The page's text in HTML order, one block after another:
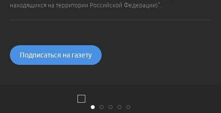
находящихся на территории Российской Федерации)".
Подписаться на газету